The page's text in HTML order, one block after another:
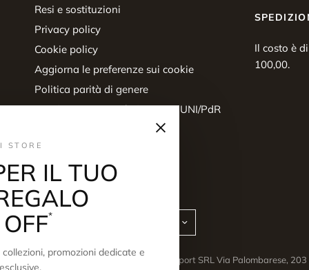
Resi e sostituzioni
Privacy policy
Cookie policy
Aggiorna le preferenze sui cookie
Politica parità di genere
Certificazione parità di genere UNI/PdR
Diritto di recesso
Il costo è
100,00.
Aggiorna
© 2026 Scuderi Store, Scuderi sport SRL Via Palombarese,
×
STORE
IL TUO
*
promozioni dedicate e